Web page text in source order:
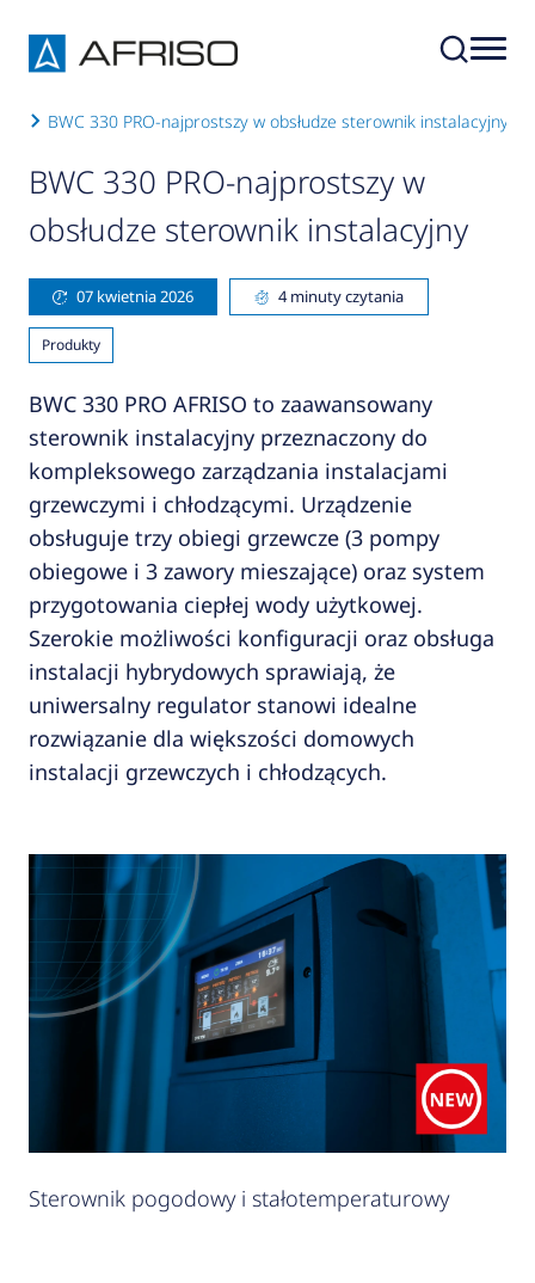
BWC 330 PRO-najprostszy w obsłudze sterownik instalacyjny
BWC 330 PRO-najprostszy w
obsłudze sterownik instalacyjny
07 kwietnia 2026 4 minuty czytania
Produkty
BWC 330 PRO AFRISO to zaawansowany
sterownik instalacyjny przeznaczony do
kompleksowego zarządzania instalacjami
grzewczymi i chłodzącymi. Urządzenie
obsługuje trzy obiegi grzewcze (3 pompy
obiegowe i 3 zawory mieszające) oraz system
przygotowania ciepłej wody użytkowej.
Szerokie możliwości konfiguracji oraz obsługa
instalacji hybrydowych sprawiają, że
uniwersalny regulator stanowi idealne
rozwiązanie dla większości domowych
instalacji grzewczych i chłodzących.
Sterownik pogodowy i stałotemperaturowy